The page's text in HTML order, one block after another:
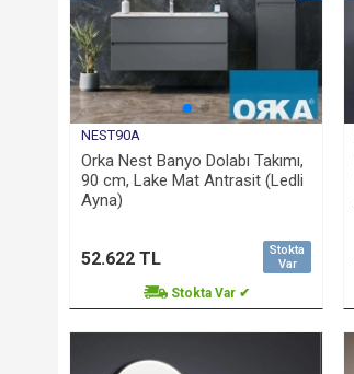
NEST90A
Orka Nest Banyo Dolabı Takımı,
90 cm, Lake Mat Antrasit (Ledli
Ayna)
Stokta
Var
52.622 TL
Stokta Var ✔